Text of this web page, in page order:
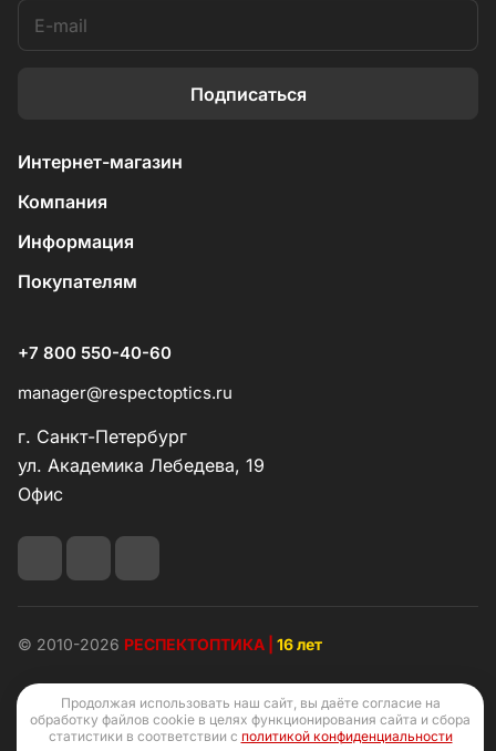
Подписаться
Интернет-магазин
Компания
Информация
Покупателям
+7 800 550-40-60
manager@respectoptics.ru
г. Санкт-Петербург
ул. Академика Лебедева, 19
Офис
© 2010-2026 РЕСПЕКТОПТИКА | 16 лет
Конфиденциальность Оферта
Продолжая использовать наш сайт, вы даёте согласие на
обработку файлов cookie в целях функционирования сайта и сбора
статистики в соответствии с политикой конфиденциальности